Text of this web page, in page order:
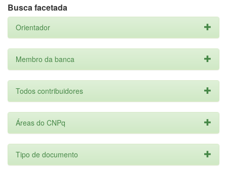
Busca facetada
Orientador
Membro da banca
Todos contribuidores
Áreas do CNPq
Tipo de documento